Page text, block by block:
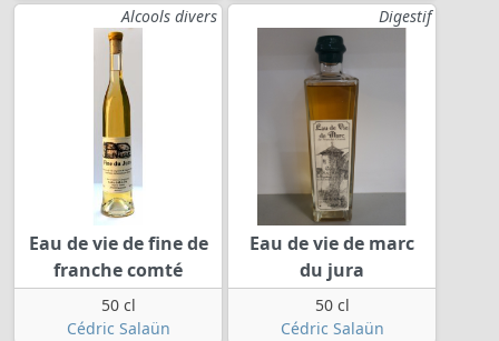
Alcools divers
Eau de vie de fine de
franche comté
50 cl
Cédric Salaün
Digestif
Eau de vie de marc
du jura
50 cl
Cédric Salaün